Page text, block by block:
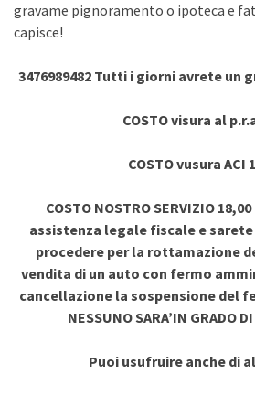
gravame pignoramento o ipoteca e
capisce!
3476989482 Tutti i giorni avrete un
COSTO visura al
COSTO vusura ACI
COSTO NOSTRO SERVIZIO
assistenza legale fiscale e
procedere per la rottamazione
vendita di un auto con fermo
cancellazione la sospensione del
NESSUNO SARA’IN GRADO
Puoi usufruire anche di